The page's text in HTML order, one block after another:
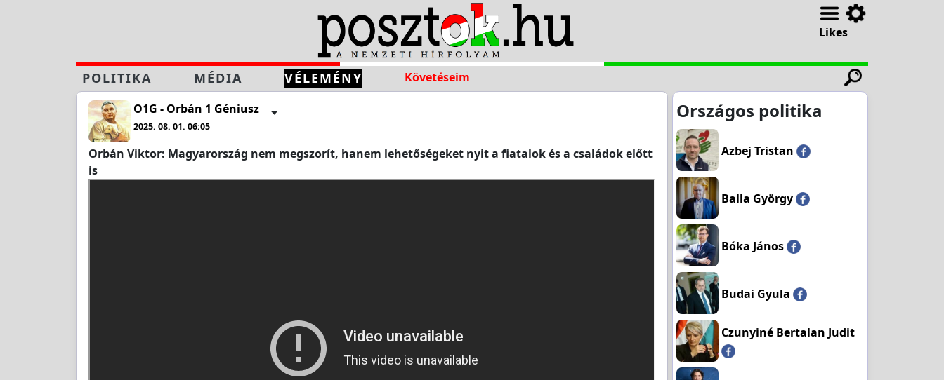
Likes
POLITIKA MÉDIA VÉLEMÉNY Követéseim
O1G - Orbán 1 Géniusz
2025. 08. 01. 06:05
Orbán Viktor: Magyarország nem megszorít, hanem lehetőségeket nyit a fiatalok és a családok előtt
is
Országos politika
Azbej Tristan
Balla György
Bóka János
Budai Gyula
Czunyiné Bertalan Judit